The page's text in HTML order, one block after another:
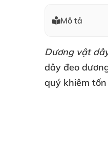
Mô tả
Dương vật
dây đeo
quý khiêm